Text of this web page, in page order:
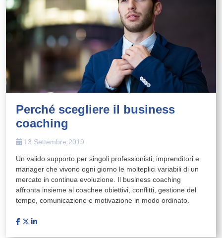
Perché scegliere il business
coaching
13 Settembre 2019
Un valido supporto per singoli professionisti, imprenditori e
manager che vivono ogni giorno le molteplici variabili di un
mercato in continua evoluzione. Il business coaching
affronta insieme al coachee obiettivi, conflitti, gestione del
tempo, comunicazione e motivazione in modo ordinato.